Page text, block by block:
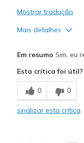
Mostrar tradução
Mais detalhes
Breathe Well
Comfortable
Em resumo Sim, eu
Esta crítica foi útil?
0 0
sinalizar esta crítica